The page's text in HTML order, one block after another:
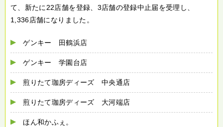
て、新たに22店舗を登録、3店舗の登録中止届を受理し、
1,336店舗になりました。
ゲンキー 田鶴浜店
ゲンキー 学園台店
煎りたて珈房ディーズ 中央通店
煎りたて珈房ディーズ 大河端店
ほん和かふぇ。